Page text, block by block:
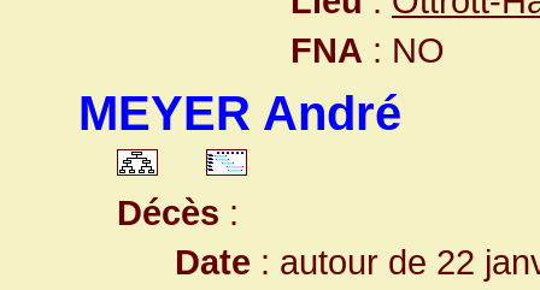
FNA : NO
MEYER André
Décès :
Date : autour de 22